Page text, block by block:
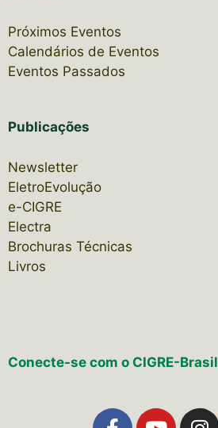
Próximos Eventos
Calendários de Eventos
Eventos Passados
Publicações
Newsletter
EletroEvolução
e-CIGRE
Electra
Brochuras Técnicas
Livros
Conecte-se com o CIGRE-Brasil